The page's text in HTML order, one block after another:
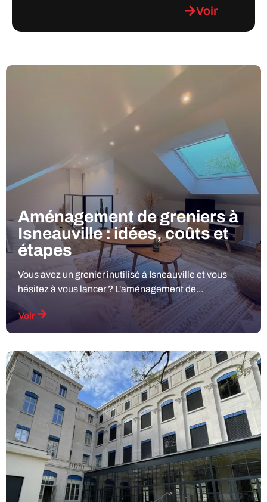
Voir
Aménagement de greniers à
Isneauville : idées, coûts et
étapes
Vous avez un grenier inutilisé à Isneauville et vous
hésitez à vous lancer ? L'aménagement de...
Voir